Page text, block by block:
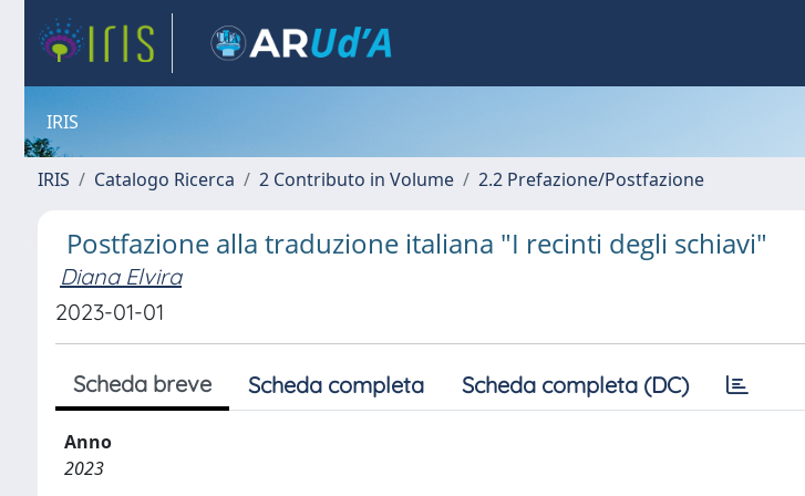
IRIS
IRIS Catalogo Ricerca 2 Contributo in Volume 2.2 Prefazione/Postfazione
Postfazione alla traduzione italiana "I recinti degli schiavi"
Diana Elvira
2023-01-01
Scheda breve Scheda completa Scheda completa (DC)
Anno
2023